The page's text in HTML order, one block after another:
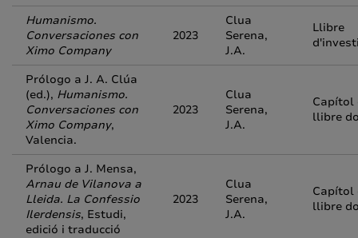
Humanismo.
Conversaciones con
Ximo Company
2023
Clua
Serena,
J.A.
Llibre
Prólogo a J. A. Clúa
(ed.), Humanismo.
Conversaciones con
Ximo Company,
Valencia.
2023
Clua
Serena,
J.A.
Capítol
llibre
Prólogo a J. Mensa,
Arnau de Vilanova a
Lleida. La Confessio
Ilerdensis, Estudi,
edició i traducció
2023
Clua
Serena,
J.A.
Capítol
llibre